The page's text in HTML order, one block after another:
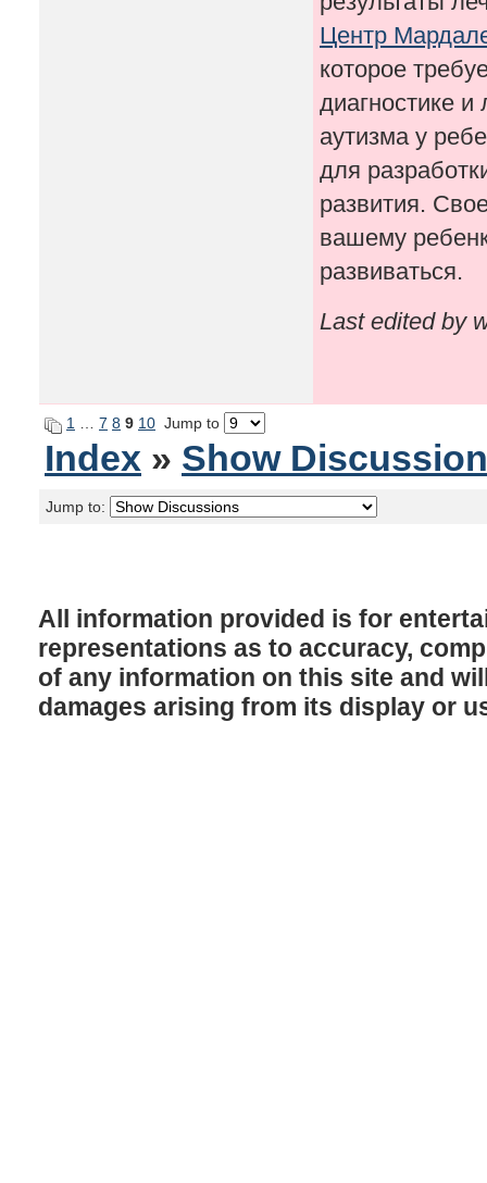
Центр
которое
диагностике
аутизма у
для
развития.
вашему
развиваться.
Last edited by
1 7 8 9 10 Jump to
Index » Show
Jump to:
All information provided is for
representations as to accuracy,
of any information on this site and
damages arising from its display or